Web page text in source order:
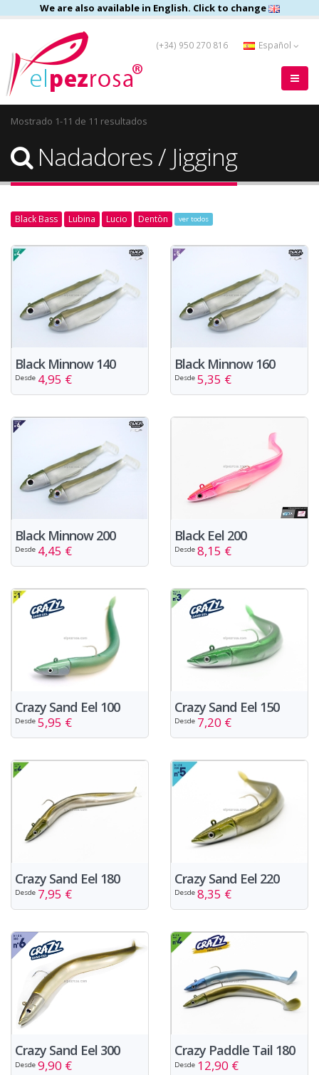
We are also available in English. Click to change
(+34) 950 270 816 Español
Mostrado 1-11 de 11 resultados
Nadadores / Jigging
Black Bass Lubina Lucio Dentòn ver todos
Black Minnow 140
Desde 4,95 €
Black Minnow 160
Desde 5,35 €
Black Minnow 200
Desde 4,45 €
Black Eel 200
Desde 8,15 €
Crazy Sand Eel 100
Desde 5,95 €
Crazy Sand Eel 150
Desde 7,20 €
Crazy Sand Eel 180
Desde 7,95 €
Crazy Sand Eel 220
Desde 8,35 €
Crazy Sand Eel 300
Desde 9,90 €
Crazy Paddle Tail 180
Desde 12,90 €